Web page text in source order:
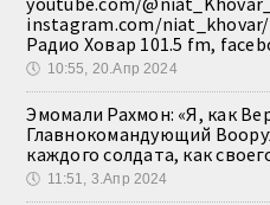
instagram.com/
Радио Ховар 101.5 fm,
🕔 10:55, 20.Апр 2024
Эмомали Рахмон: «Я, как
Главнокомандующий
каждого солдата, как
🕔 11:51, 3.Апр 2024